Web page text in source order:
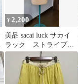
¥2,200
美品 sacai luck サカイ
ラック ストライプタ
ンクトップ 2